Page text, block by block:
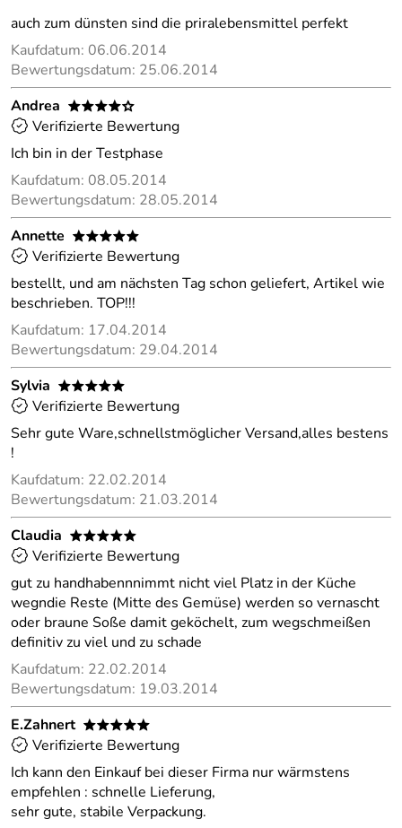
auch zum dünsten sind die priralebensmittel perfekt
Kaufdatum: 06.06.2014
Bewertungsdatum: 25.06.2014
Andrea
****o
Verifizierte Bewertung
Ich bin in der Testphase
Kaufdatum: 08.05.2014
Bewertungsdatum: 28.05.2014
Annette
*****
Verifizierte Bewertung
bestellt, und am nächsten Tag schon geliefert, Artikel wie
beschrieben. TOP!!!
Kaufdatum: 17.04.2014
Bewertungsdatum: 29.04.2014
Sylvia
*****
Verifizierte Bewertung
Sehr gute Ware,schnellstmöglicher Versand,alles bestens
!
Kaufdatum: 22.02.2014
Bewertungsdatum: 21.03.2014
Claudia
*****
Verifizierte Bewertung
gut zu handhabennnimmt nicht viel Platz in der Küche
wegndie Reste (Mitte des Gemüse) werden so vernascht
oder braune Soße damit geköchelt, zum wegschmeißen
definitiv zu viel und zu schade
Kaufdatum: 22.02.2014
Bewertungsdatum: 19.03.2014
E.Zahnert
*****
Verifizierte Bewertung
Ich kann den Einkauf bei dieser Firma nur wärmstens
empfehlen : schnelle Lieferung,
sehr gute, stabile Verpackung.